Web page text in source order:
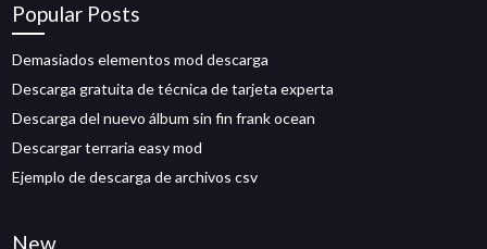
Popular Posts
Demasiados elementos mod descarga
Descarga gratuita de técnica de tarjeta experta
Descarga del nuevo álbum sin fin frank ocean
Descargar terraria easy mod
Ejemplo de descarga de archivos csv
New